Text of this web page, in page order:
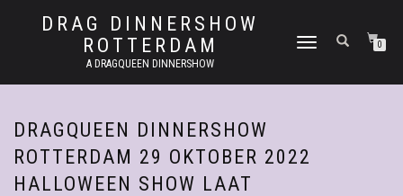
DRAG DINNERSHOW
ROTTERDAM
A DRAGQUEEN DINNERSHOW
SCHAKEL
0
DRAGQUEEN DINNERSHOW
ROTTERDAM 29 OKTOBER 2022
HALLOWEEN SHOW LAAT